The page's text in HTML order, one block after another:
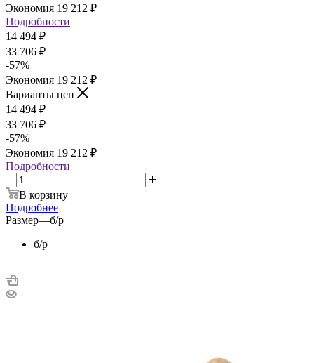
Экономия 19 212 ₽
Подробности
14 494 ₽
33 706 ₽
-57%
Экономия 19 212 ₽
Варианты цен
14 494 ₽
33 706 ₽
-57%
Экономия 19 212 ₽
Подробности
В корзину
Подробнее
Размер—б/р
б/р